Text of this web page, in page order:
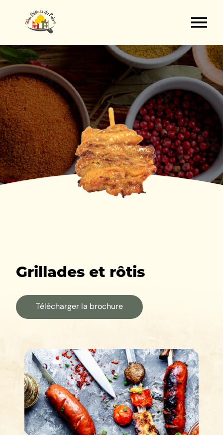
Grillades et rôtis
Télécharger la brochure